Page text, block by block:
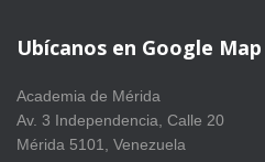
Ubícanos en Google Map
Academia de Mérida
Av. 3 Independencia, Calle 20
Mérida 5101, Venezuela